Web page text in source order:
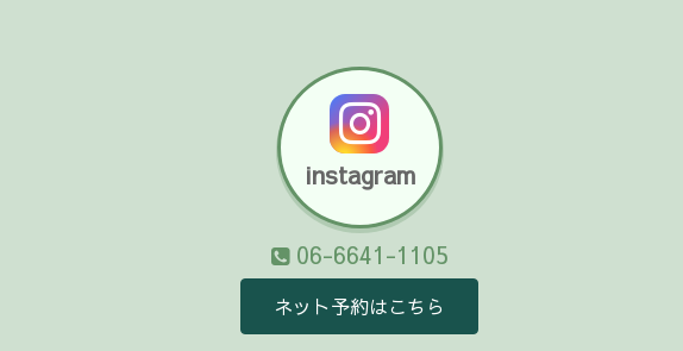
instagram
06-6641-1105
ネット予約はこちら